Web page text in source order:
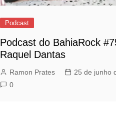
Podcast
Podcast do BahiaRock
Raquel Dantas
Ramon Prates
25 de junho
0